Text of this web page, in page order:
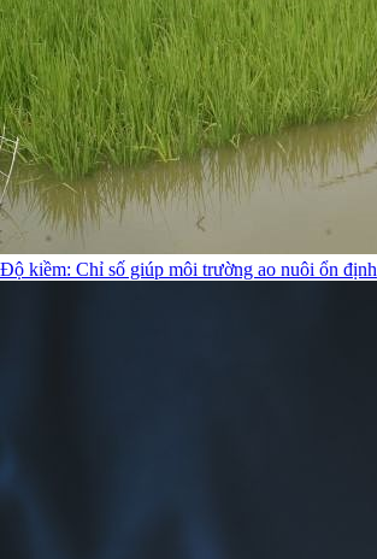
Độ kiềm: Chỉ số giúp môi trường ao nuôi ổn định